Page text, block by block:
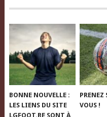
BONNE NOUVELLE :
LES LIENS DU SITE
LGFOOT.BE SONT À
PRENEZ
VOUS !